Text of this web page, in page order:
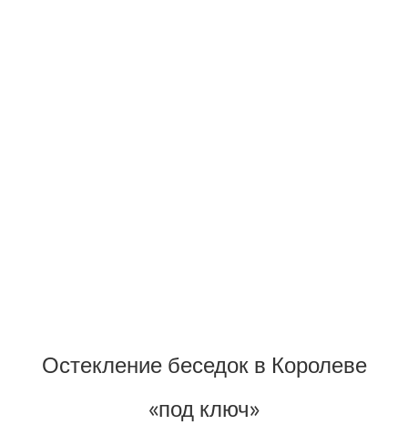
Остекление беседок в Королеве
«под ключ»